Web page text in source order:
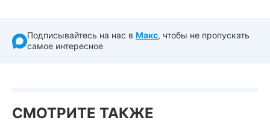
Подписывайтесь на нас в Макс, чтобы не пропускать
самое интересное
СМОТРИТЕ ТАКЖЕ